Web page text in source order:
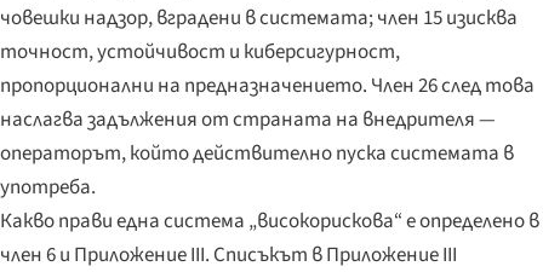
човешки надзор, вградени в системата; член 15 изисква
точност, устойчивост и киберсигурност,
пропорционални на предназначението. Член 26 след това
наслагва задължения от страната на внедрителя —
операторът, който действително пуска системата в
употреба.
Какво прави една система „високорискова“ е определено в
член 6 и Приложение III. Списъкът в Приложение III